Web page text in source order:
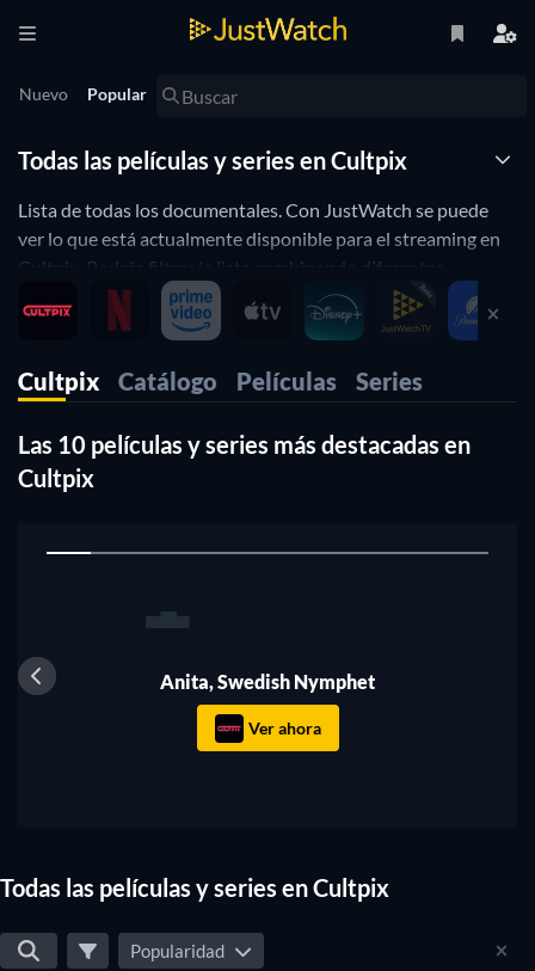
Nuevo Popular
Todas las películas y series en Cultpix
Lista de todas los documentales. Con JustWatch se puede
ver lo que está actualmente disponible para el streaming en
Cultpix. Podrás filtrar la lista combinando diferentes
atributos. JustWatch es un motor de búsqueda de streaming
que te permite buscar y navegar a través de todos los
películas y filtrar la lista combinando diferentes atributos.
Cultpix Catálogo Películas Series
Las 10 películas y series más destacadas en
Cultpix
1
Anita, Swedish Nymphet
Ver ahora
Todas las películas y series en Cultpix
Popularidad